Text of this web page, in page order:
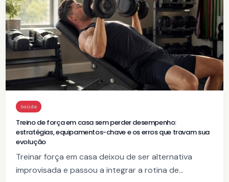
Saúde
Treino de força em casa sem perder desempenho:
estratégias, equipamentos-chave e os erros que travam sua
evolução
Treinar força em casa deixou de ser alternativa
improvisada e passou a integrar a rotina de…